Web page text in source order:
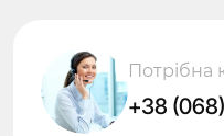
Потрібна
+38